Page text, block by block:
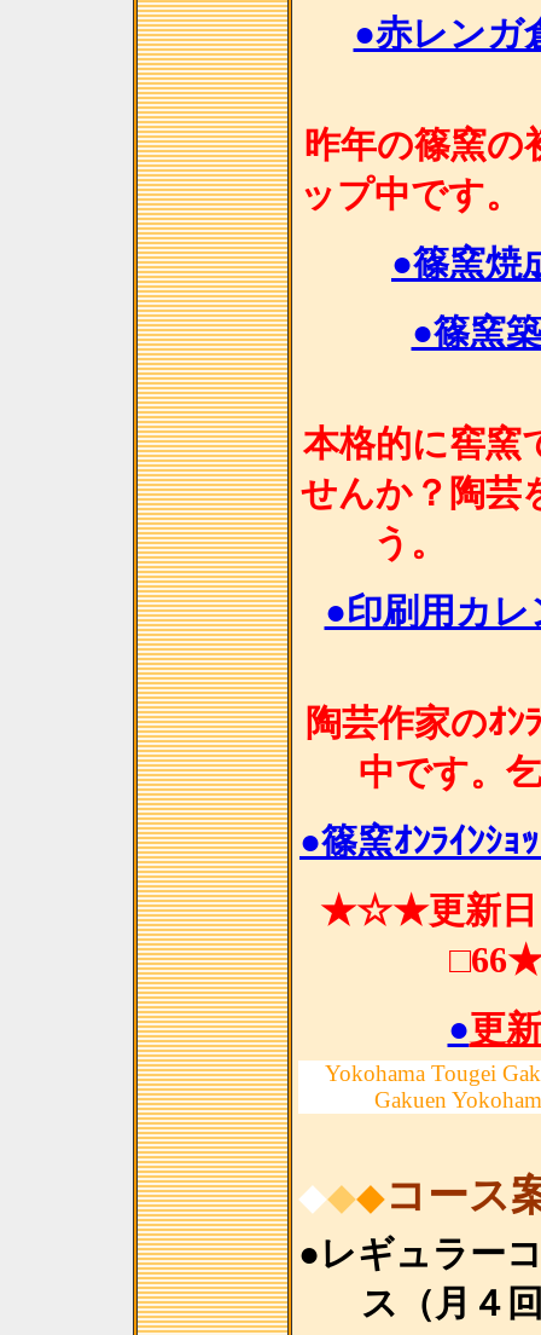
●赤レンガ
昨年の篠窯の
ップ
●篠窯焼
●篠窯
本格的に窖窯
せんか？陶芸
●印刷用カ
陶芸作家のｵﾝ
中です。
●篠窯ｵﾝﾗｲﾝｼｮ
★☆★更新日
●更
Yokohama Tougei
Gakuen
◆◆◆コース
●レギュラー
ス（月４